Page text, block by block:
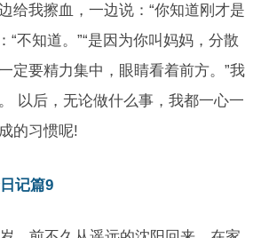
给我擦血，一边说：“你知道刚才是
“不知道。”“是因为你叫妈妈，分散
定要精力集中，眼睛看着前方。”我
以后，无论做什么事，我都一心一
的习惯呢!
记篇9